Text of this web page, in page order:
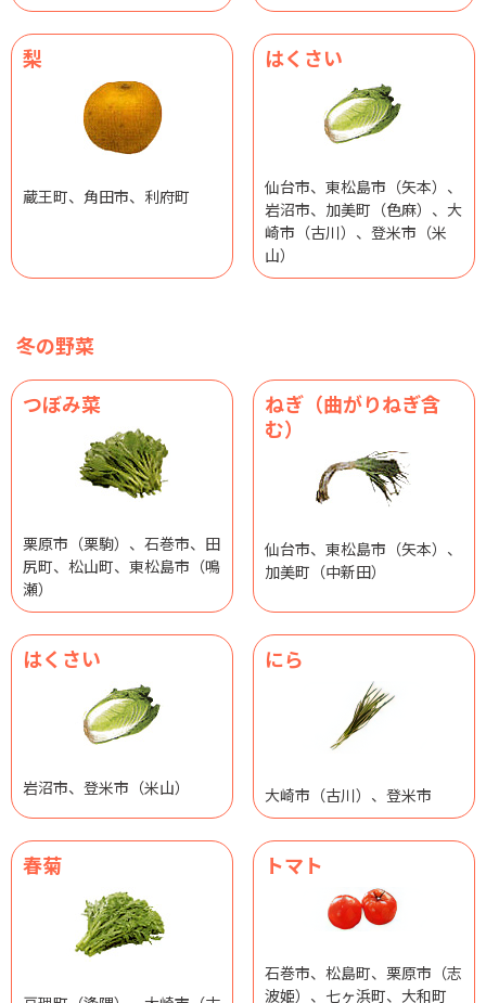
梨
蔵王町、角田市、利府町
はくさい
仙台市、東松島市（矢本）、
岩沼市、加美町（色麻）、大
崎市（古川）、登米市（米
山）
冬の野菜
つぼみ菜
栗原市（栗駒）、石巻市、田
尻町、松山町、東松島市（鳴
瀬）
ねぎ（曲がりねぎ含
む）
仙台市、東松島市（矢本）、
加美町（中新田）
はくさい
岩沼市、登米市（米山）
にら
大崎市（古川）、登米市
春菊 トマト
石巻市、松島町、栗原市（志
波姫）、七ヶ浜町、大和町